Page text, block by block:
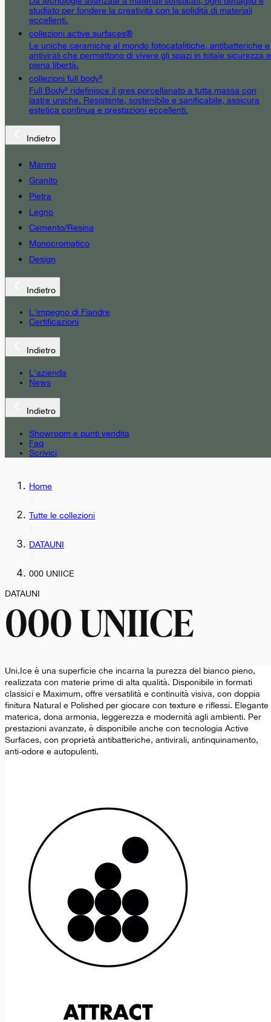
studiato per fondere la creatività con la solidità di materiali
eccellenti.
collezioni active surfaces®
Le uniche ceramiche al mondo fotocatalitiche, antibatteriche e
antivirali che permettono di vivere gli spazi in totale sicurezza e
piena libertà.
collezioni full body³
Full Body³ ridefinisce il gres porcellanato a tutta massa con
lastre uniche. Resistente, sostenibile e sanificabile, assicura
estetica continua e prestazioni eccellenti.
Indietro
Marmo
Granito
Pietra
Legno
Cemento/Resina
Monocromatico
Design
Indietro
L'impegno di Fiandre
Certificazioni
Indietro
L'azienda
News
Indietro
Showroom e punti vendita
Faq
Scrivici
Home
Tutte le collezioni
DATAUNI
000 UNIICE
DATAUNI
000 UNIICE
Uni.Ice è una superficie che incarna la purezza del bianco pieno,
realizzata con materie prime di alta qualità. Disponibile in formati
classici e Maximum, offre versatilità e continuità visiva, con doppia
finitura Natural e Polished per giocare con texture e riflessi. Elegante
materica, dona armonia, leggerezza e modernità agli ambienti. Per
prestazioni avanzate, è disponibile anche con tecnologia Active
Surfaces, con proprietà antibatteriche, antivirali, antinquinamento,
anti-odore e autopulenti.